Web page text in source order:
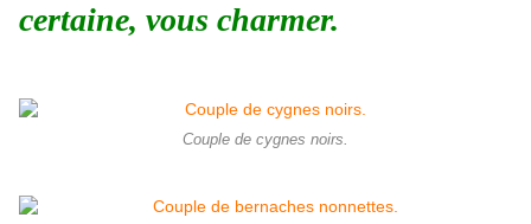
certaine, vous charmer.
Couple de cygnes noirs.